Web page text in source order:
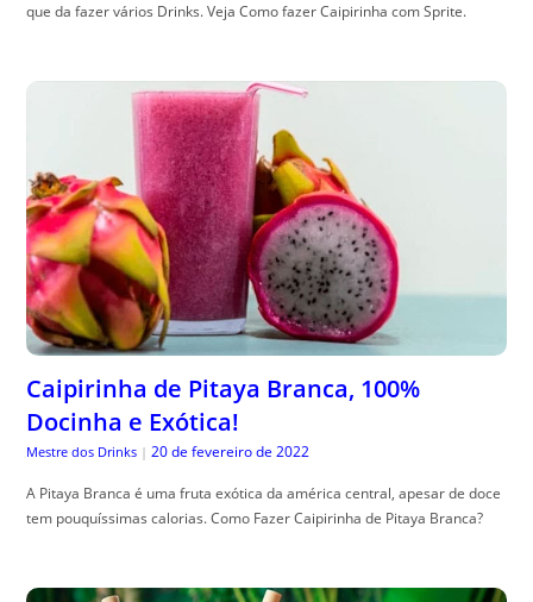
que da fazer vários Drinks. Veja Como fazer Caipirinha com Sprite.
Caipirinha de Pitaya Branca, 100%
Docinha e Exótica!
Mestre dos Drinks | 20 de fevereiro de 2022
A Pitaya Branca é uma fruta exótica da américa central, apesar de doce
tem pouquíssimas calorias. Como Fazer Caipirinha de Pitaya Branca?